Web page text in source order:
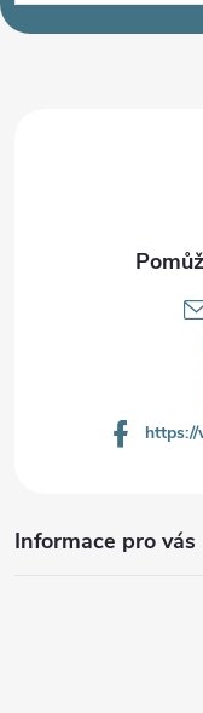
p
Informace pro vás